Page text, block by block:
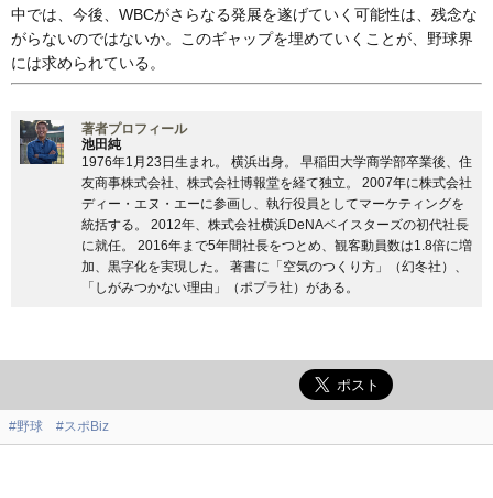
中では、今後、WBCがさらなる発展を遂げていく可能性は、残念な
がらないのではないか。このギャップを埋めていくことが、野球界
には求められている。
著者プロフィール
池田純
1976年1月23日生まれ。 横浜出身。 早稲田大学商学部卒業後、住
友商事株式会社、株式会社博報堂を経て独立。 2007年に株式会社
ディー・エヌ・エーに参画し、執行役員としてマーケティングを
統括する。 2012年、株式会社横浜DeNAベイスターズの初代社長
に就任。 2016年まで5年間社長をつとめ、観客動員数は1.8倍に増
加、黒字化を実現した。 著書に「空気のつくり方」（幻冬社）、
「しがみつかない理由」（ポプラ社）がある。
#野球 #スポBiz